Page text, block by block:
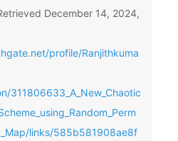
December 14, 2024,
profile/Ranjithkuma
311806633_A_New_Chaotic
links/585b581908ae8f